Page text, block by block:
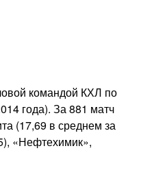
командой КХЛ по
года). За 881 матч
(17,69 в среднем за
«Нефтехимик»,